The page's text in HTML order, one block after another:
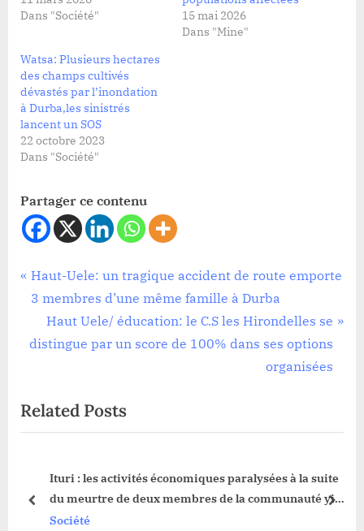
Dans "Société"
15 mai 2026
Dans "Mine"
Watsa: Plusieurs hectares
des champs cultivés
dévastés par l’inondation
à Durba,les sinistrés
lancent un SOS
22 octobre 2023
Dans "Société"
Partager ce contenu
Société
Navigation
l’article
P
r
v
u
s
s
Haut-Uele: un tragique accident de route emporte
3 membres d’une même famille à Durba
N
e
P
o
t
:
Haut Uele/ éducation: le C.S les Hirondelles se
distingue par un score de 100% dans ses options
organisées
Related Posts
Ituri : les activités économiques paralysées à la suite
du meurtre de deux membres de la communauté yira
à Bunia
Société
prev next